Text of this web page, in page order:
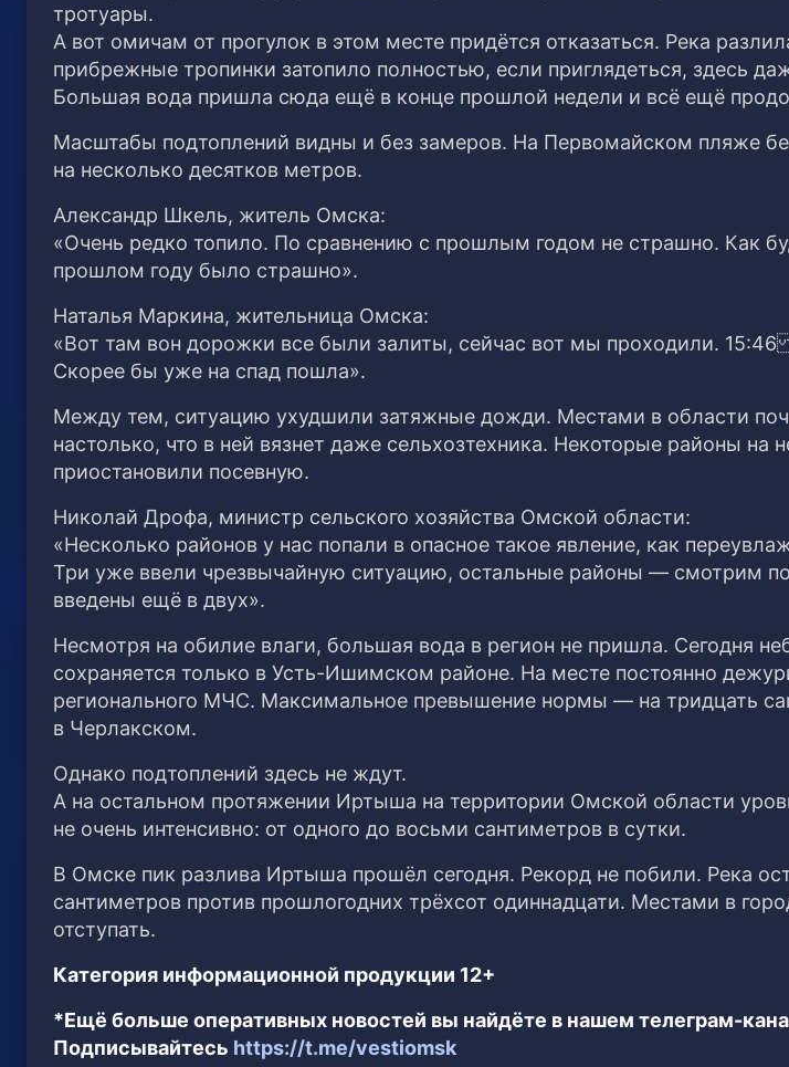
тротуары.
А вот омичам от прогулок в этом месте придётся отказаться. Река
прибрежные тропинки затопило полностью, если приглядеться, здесь
Большая вода пришла сюда ещё в конце прошлой недели и всё ещё
Масштабы подтоплений видны и без замеров. На Первомайском пляже
на несколько десятков метров.
Александр Шкель, житель Омска:
«Очень редко топило. По сравнению с прошлым годом не страшно. Как
прошлом году было страшно».
Наталья Маркина, жительница Омска:
«Вот там вон дорожки все были залиты, сейчас вот мы проходили.
Скорее бы уже на спад пошла».
Между тем, ситуацию ухудшили затяжные дожди. Местами в области
настолько, что в ней вязнет даже сельхозтехника. Некоторые районы на
приостановили посевную.
Николай Дрофа, министр сельского хозяйства Омской области:
«Несколько районов у нас попали в опасное такое явление, как
Три уже ввели чрезвычайную ситуацию, остальные районы — смотрим
введены ещё в двух».
Несмотря на обилие влаги, большая вода в регион не пришла. Сегодня
сохраняется только в Усть-Ишимском районе. На месте постоянно
регионального МЧС. Максимальное превышение нормы — на тридцать
в Черлакском.
Однако подтоплений здесь не ждут.
А на остальном протяжении Иртыша на территории Омской области
не очень интенсивно: от одного до восьми сантиметров в сутки.
В Омске пик разлива Иртыша прошёл сегодня. Рекорд не побили. Река
сантиметров против прошлогодних трёхсот одиннадцати. Местами в
отступать.
Категория информационной продукции 12+
*Ещё больше оперативных новостей вы найдёте в нашем телеграм-
Подписывайтесь https://t.me/vestiomsk